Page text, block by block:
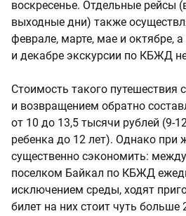
воскресенье. Отдельные рейсы
выходные дни) также
феврале, марте, мае и октябре,
и декабре экскурсии по КБЖД
Стоимость такого путешествия
и возвращением обратно
от 10 до 13,5 тысячи рублей (9-
ребенка до 12 лет). Однако при
существенно сэкономить:
поселком Байкал по КБЖД
исключением среды, ходят
билет на них стоит чуть больше